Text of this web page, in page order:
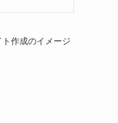
作成のイメージ